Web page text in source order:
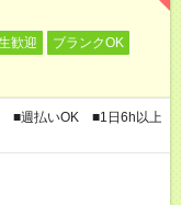
歓迎
ブランクOK
■週払いOK ■1日6h以上